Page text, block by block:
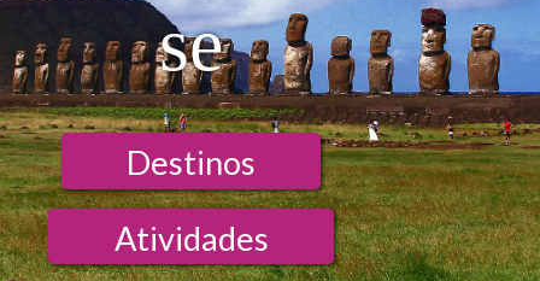
se
Destinos
Atividades